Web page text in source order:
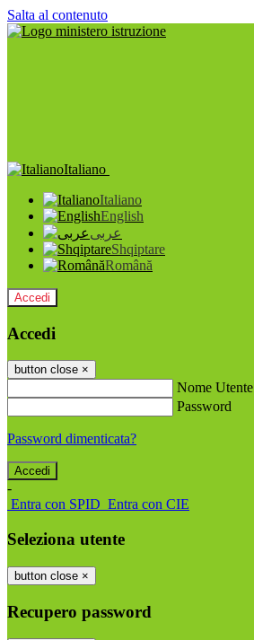
Salta al contenuto
Italiano
Italiano
English
عربى
Shqiptare
Română
Accedi
Accedi
button close ×
Nome Utente
Password
Password dimenticata?
-
Entra con SPID Entra con CIE
Seleziona utente
button close ×
Recupero password